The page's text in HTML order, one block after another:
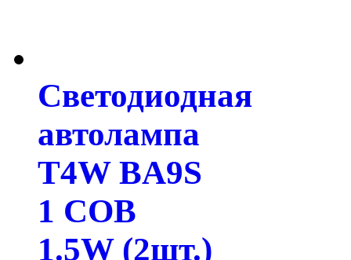
Светодиодная
автолампа
T4W BA9S
1 COB
1.5W (2шт.)